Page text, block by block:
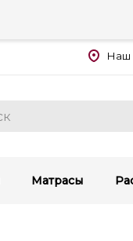
Наш
Матрасы